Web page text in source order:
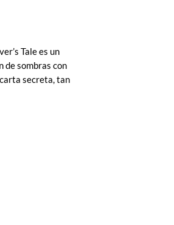
Tale es un
de sombras con
secreta, tan